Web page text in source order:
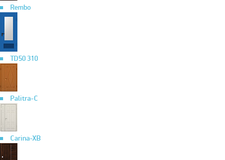
Rembo
TD50 310
Palitra-C
Carina-XB